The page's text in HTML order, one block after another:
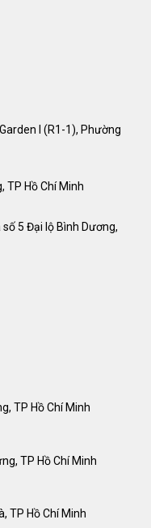
I (R1-1), Phường
TP Hồ Chí Minh
5 Đại lộ Bình Dương,
TP Hồ Chí Minh
TP Hồ Chí Minh
TP Hồ Chí Minh